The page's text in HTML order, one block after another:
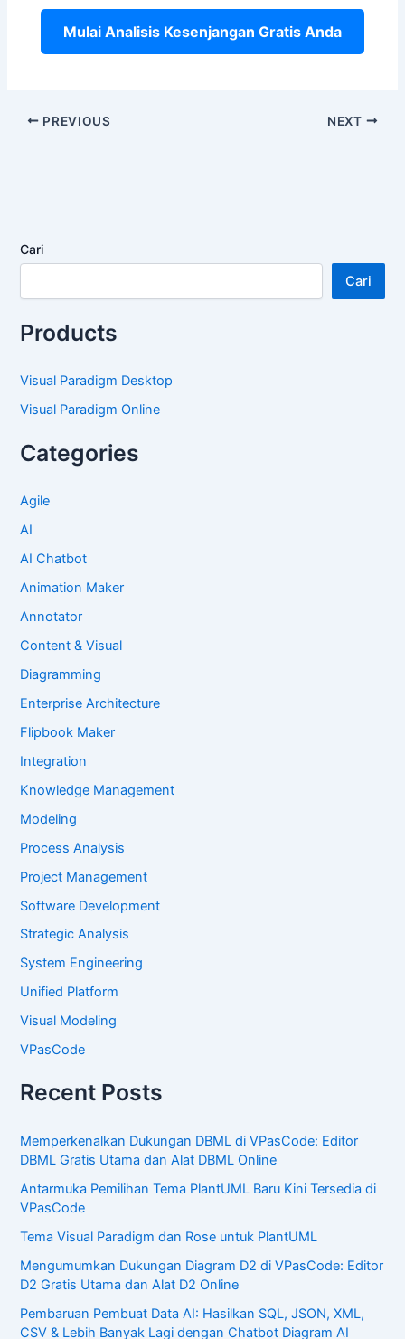
Mulai Analisis Kesenjangan Gratis Anda
PREVIOUS NEXT
Cari
Cari
Products
Visual Paradigm Desktop
Visual Paradigm Online
Categories
Agile
AI
AI Chatbot
Animation Maker
Annotator
Content & Visual
Diagramming
Enterprise Architecture
Flipbook Maker
Integration
Knowledge Management
Modeling
Process Analysis
Project Management
Software Development
Strategic Analysis
System Engineering
Unified Platform
Visual Modeling
VPasCode
Recent Posts
Memperkenalkan Dukungan DBML di VPasCode: Editor
DBML Gratis Utama dan Alat DBML Online
Antarmuka Pemilihan Tema PlantUML Baru Kini Tersedia di
VPasCode
Tema Visual Paradigm dan Rose untuk PlantUML
Mengumumkan Dukungan Diagram D2 di VPasCode: Editor
D2 Gratis Utama dan Alat D2 Online
Pembaruan Pembuat Data AI: Hasilkan SQL, JSON, XML,
CSV & Lebih Banyak Lagi dengan Chatbot Diagram AI